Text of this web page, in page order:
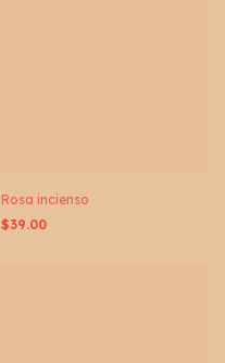
Rosa incienso
$39.00